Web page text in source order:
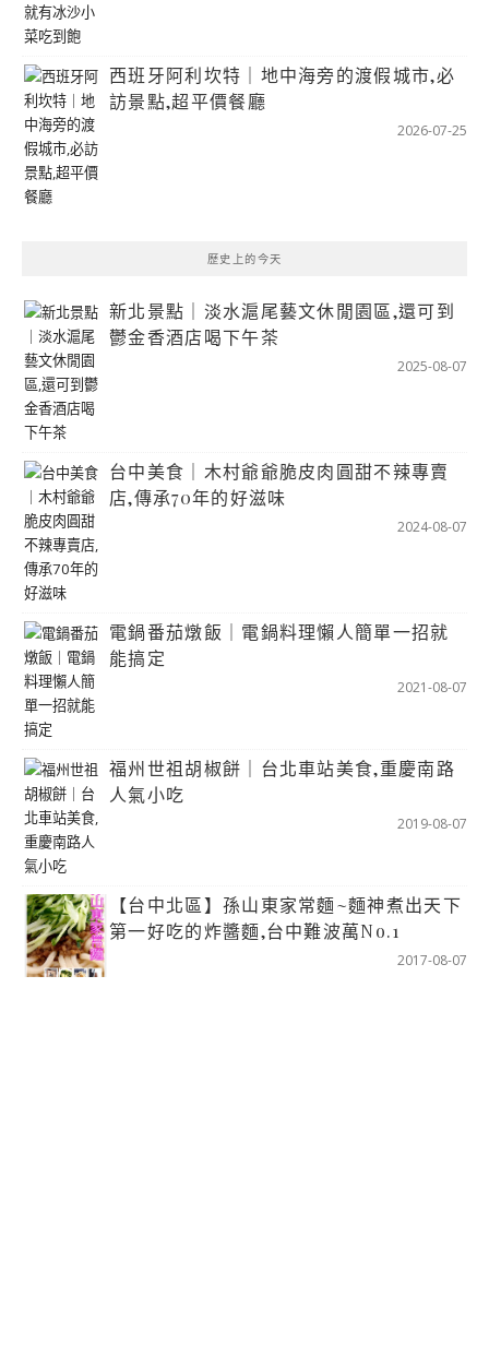
西班牙阿利坎特｜地中海旁的渡假城市,必
訪景點,超平價餐廳
2026-07-25
歷史上的今天
新北景點｜淡水滬尾藝文休閒園區,還可到
鬱金香酒店喝下午茶
2025-08-07
台中美食｜木村爺爺脆皮肉圓甜不辣專賣
店,傳承70年的好滋味
2024-08-07
電鍋番茄燉飯｜電鍋料理懶人簡單一招就
能搞定
2021-08-07
福州世祖胡椒餅｜台北車站美食,重慶南路
人氣小吃
2019-08-07
【台中北區】孫山東家常麵~麵神煮出天下
第一好吃的炸醬麵,台中難波萬No.1
2017-08-07